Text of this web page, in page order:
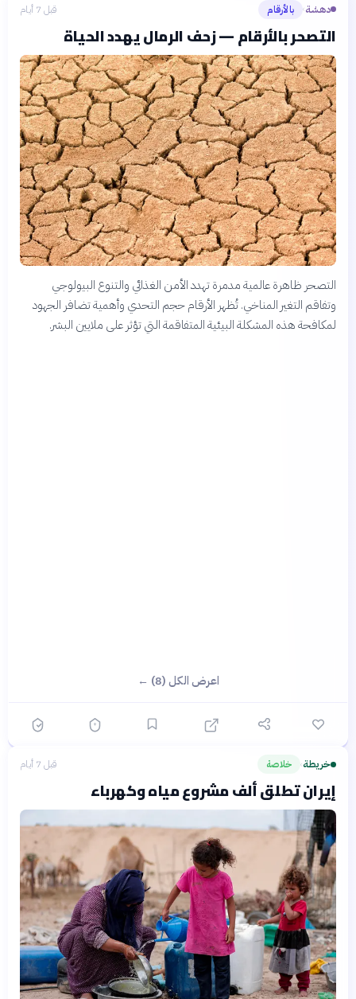
دهشة› بالأرقام قبل 7 أيام
التصحر بالأرقام — زحف الرمال يهدد الحياة
التصحر ظاهرة عالمية مدمرة تهدد الأمن الغذائي والتنوع البيولوجي
وتفاقم التغير المناخي. تُظهر الأرقام حجم التحدي وأهمية تضافر الجهود
لمكافحة هذه المشكلة البيئية المتفاقمة التي تؤثر على ملايين البشر.
اعرض الكل (8) ←
خريطة› خلاصة قبل 7 أيام
إيران تطلق ألف مشروع مياه وكهرباء